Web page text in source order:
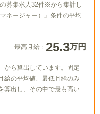
募集求人32件※から集計し
ネージャー）」条件の平均
最高月給： 25.3万円
から算出しています。固定
給の平均値、最低月給のみ
算出し、その中で最も高い